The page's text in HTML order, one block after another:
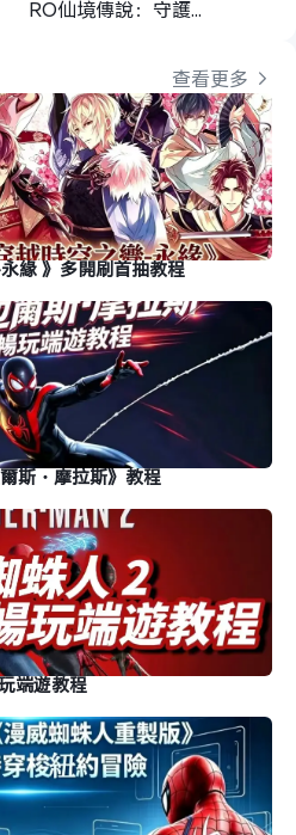
RO仙境傳說：守護永恆的愛Classic新手開局必看
查看更多
緣 》多開刷首抽教程
斯・摩拉斯》教程
端遊教程